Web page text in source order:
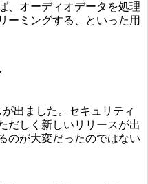
、オーディオデータを処理
ーミングする、といった用
出ました。セキュリティ
だしく新しいリリースが出
のが大変だったのではない